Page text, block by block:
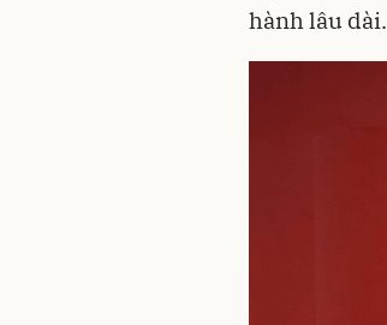
hành lâu dài.